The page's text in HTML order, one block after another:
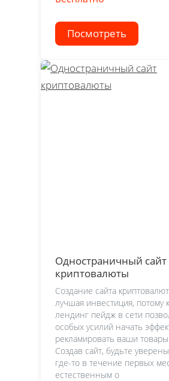
Посмотреть
Одностраничный сайт
криптовалюты
Создание сайта
лучшая инвестиция, потому
лендинг пейдж в сети
особых усилий начать
рекламировать ваши товары
Создав сайт, будьте
где-то в течение первых
естественным о